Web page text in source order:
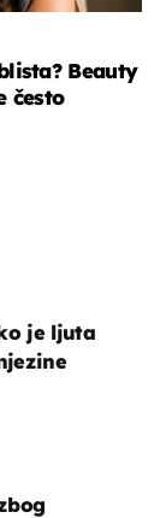
Beauty
često
je ljuta